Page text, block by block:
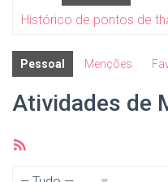
Histórico de pontos de
Pessoal Menções
Atividades de